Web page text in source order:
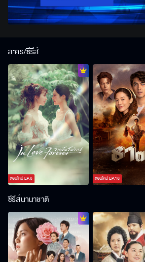
ละคร/ซีรีส์
ตอนใหม่EP.8 ตอนใหม่EP.18
ซีรีส์นานาชาติ